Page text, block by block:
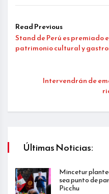
Read Previous
Stand de Perú es premiado
patrimonio cultural y
Intervendrán de
Últimas Noticias:
Mincetur
sea punto de
Picchu